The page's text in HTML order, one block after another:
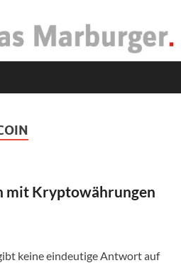
mit Kryptowährungen
keine eindeutige Antwort auf